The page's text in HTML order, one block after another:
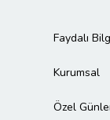
Faydalı
Kurumsal
Özel